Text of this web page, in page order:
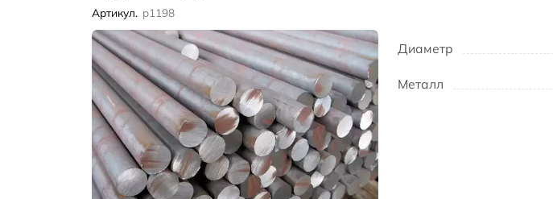
Артикул. p1198
Диаметр
Металл